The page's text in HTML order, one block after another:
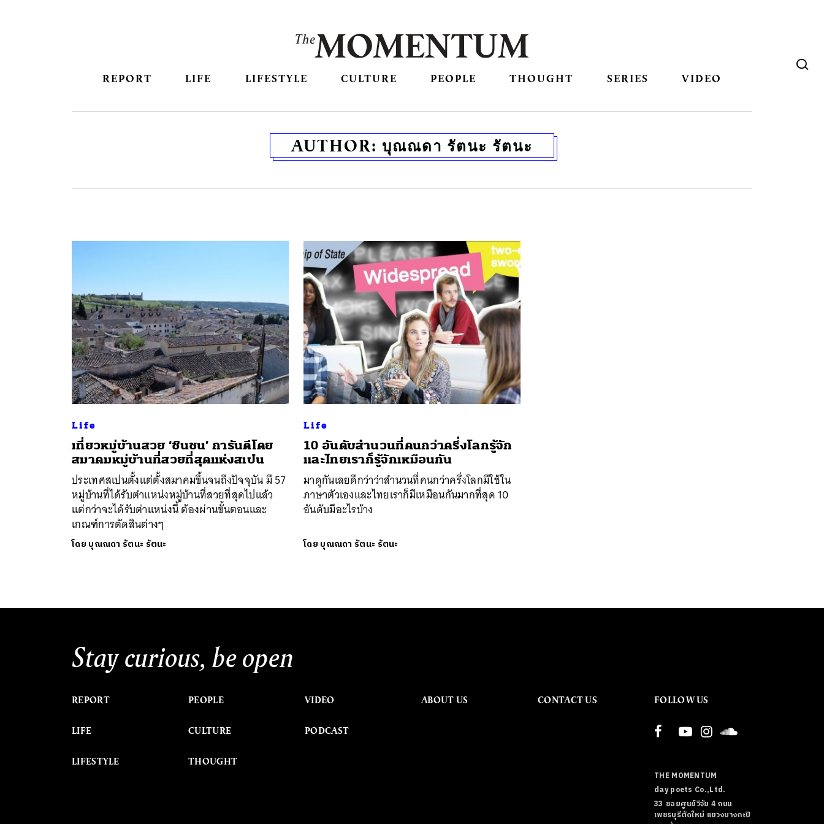
REPORT LIFE LIFESTYLE CULTURE PEOPLE THOUGHT SERIES VIDEO
AUTHOR: บุณณดา รัตนะ รัตนะ
Life
เที่ยวหมู่บ้านสวย ‘ชินชน’ การันตีโดย
สมาคมหมู่บ้านที่สวยที่สุดแห่งสเปน
ประเทศสเปนตั้งแต่ตั้งสมาคมขึ้นจนถึงปัจจุบัน มี 57
หมู่บ้านที่ได้รับตำแหน่งหมู่บ้านที่สวยที่สุดไปแล้ว
แต่กว่าจะได้รับตำแหน่งนี้ ต้องผ่านขั้นตอนและ
เกณฑ์การตัดสินต่างๆ
โดย บุณณดา รัตนะ รัตนะ
Life
10 อันดับสำนวนที่คนกว่าครึ่งโลกรู้จัก
และไทยเราก็รู้จักเหมือนกัน
มาดูกันเลยดีกว่าว่าสำนวนที่คนกว่าครึ่งโลกมีใช้ใน
ภาษาตัวเองและไทยเราก็มีเหมือนกันมากที่สุด 10
อันดับมีอะไรบ้าง
โดย บุณณดา รัตนะ รัตนะ
Stay curious, be open
REPORT
LIFE
LIFESTYLE
PEOPLE
CULTURE
THOUGHT
VIDEO
PODCAST
ABOUT US CONTACT US FOLLOW US
THE MOMENTUM
day poets Co.,Ltd.
33 ซอยศูนย์วิจัย 4 ถนน
เพชรบุรีตัดใหม่ แขวงบางกะปิ
SHARE TWEET LINE